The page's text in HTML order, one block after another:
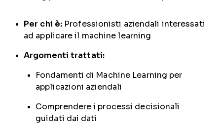
Per chi è: Professionisti aziendali interessati
ad applicare il machine learning
Argomenti trattati:
Fondamenti di Machine Learning per
applicazioni aziendali
Comprendere i processi decisionali
guidati dai dati